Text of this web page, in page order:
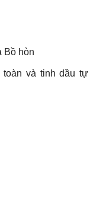
Bồ hòn
và tinh dầu tự